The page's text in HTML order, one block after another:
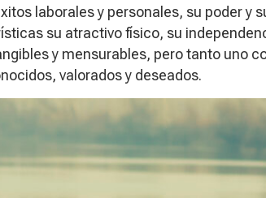
laborales y personales, su poder y
su atractivo físico, su
y mensurables, pero tanto uno
valorados y deseados.